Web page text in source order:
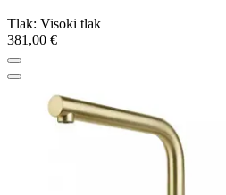
Tlak: Visoki tlak
381,00 €